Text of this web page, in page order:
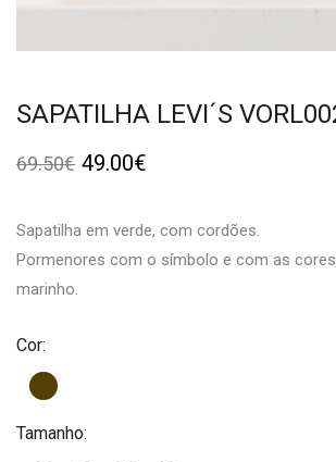
SAPATILHA LEVI´S
69.50€ 49.00€
Sapatilha em verde, com cordões.
Pormenores com o símbolo e com as cores
marinho.
Cor:
Tamanho: